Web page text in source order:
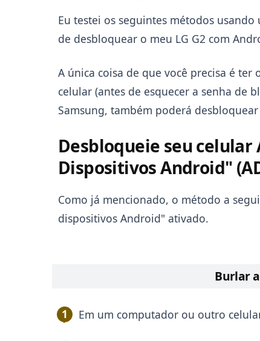
Eu testei os seguintes métodos
de desbloquear o meu LG G2 com
A única coisa de que você precisa é
celular (antes de esquecer a senha de
Samsung, também poderá
Desbloqueie seu
Dispositivos Android"
Como já mencionado, o método a
dispositivos Android" ativado.
Burlar
Em um computador ou outro